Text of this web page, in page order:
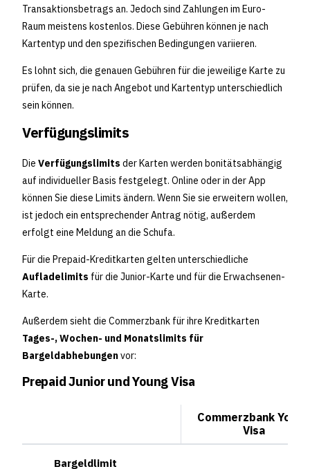
Transaktionsbetrags an. Jedoch sind Zahlungen im Euro-
Raum meistens kostenlos. Diese Gebühren können je nach
Kartentyp und den spezifischen Bedingungen variieren.
Es lohnt sich, die genauen Gebühren für die jeweilige Karte zu
prüfen, da sie je nach Angebot und Kartentyp unterschiedlich
sein können.
Verfügungslimits
Die Verfügungslimits der Karten werden bonitätsabhängig
auf individueller Basis festgelegt. Online oder in der App
können Sie diese Limits ändern. Wenn Sie sie erweitern wollen,
ist jedoch ein entsprechender Antrag nötig, außerdem
erfolgt eine Meldung an die Schufa.
Für die Prepaid-Kreditkarten gelten unterschiedliche
Aufladelimits für die Junior-Karte und für die Erwachsenen-
Karte.
Außerdem sieht die Commerzbank für ihre Kreditkarten
Tages-, Wochen- und Monatslimits für
Bargeldabhebungenvor:
Prepaid Junior und Young Visa
Commerzbank Young
Visa
Bargeldlimit